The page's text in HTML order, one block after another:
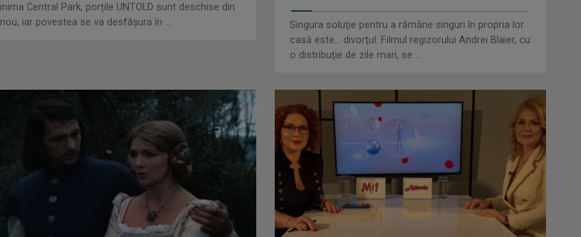
TELEȘCOALA: Limba spaniola,
lecția 6, nivel A 1 / VIDEO
TELEȘCOALA: Matematică, clasa a
VIII-a, „Relaţii metrice într-un
triunghi” / ...
inima Central Park, porțile UNTOLD sunt deschise din
nou, iar povestea se va desfășura în ...
Singura soluţie pentru a rămâne singuri în propria lor
casă este... divorţul. Filmul regizorului Andrei Blaier, cu
o distribuţie de zile mari, se ...